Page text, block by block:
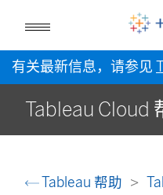
有关最新信息，请参见
Tableau Cloud
Tableau 帮助